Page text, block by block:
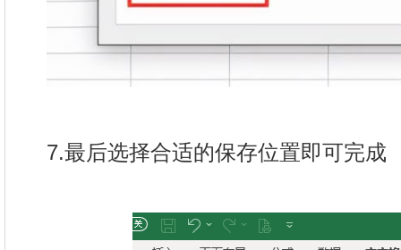
7.最后选择合适的保存位置即可完成